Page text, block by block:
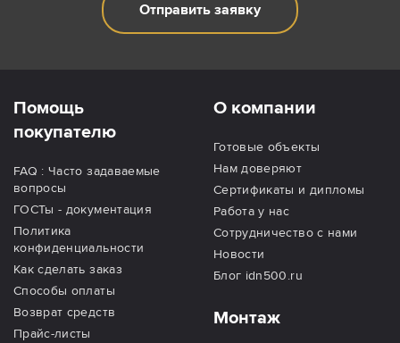
Отправить заявку
Помощь
покупателю
FAQ : Часто задаваемые
вопросы
ГОСТы - документация
Политика
конфиденциальности
Как сделать заказ
Способы оплаты
Возврат средств
Прайс-листы
О компании
Готовые объекты
Нам доверяют
Сертификаты и дипломы
Работа у нас
Сотрудничество с нами
Новости
Блог idn500.ru
Монтаж